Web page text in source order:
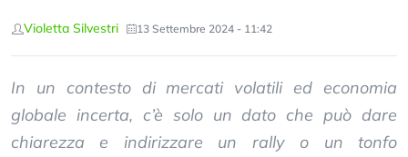
Violetta Silvestri 13 Settembre 2024 - 11:42
In un contesto di mercati volatili ed economia
globale incerta, c’è solo un dato che può dare
chiarezza e indirizzare un rally o un tonfo